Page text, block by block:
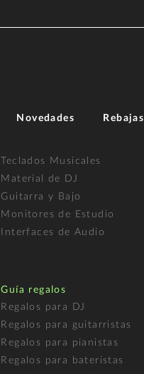
Novedades Rebajas
Teclados Musicales
Material de DJ
Guitarra y Bajo
Monitores de Estudio
Interfaces de Audio
Guía regalos
Regalos para DJ
Regalos para guitarristas
Regalos para pianistas
Regalos para bateristas